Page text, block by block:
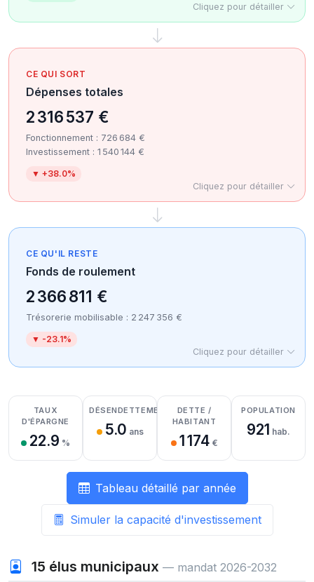
Cliquez pour détailler
CE QUI SORT
Dépenses totales
2 316 537 €
Fonctionnement : 726 684 €
Investissement : 1 540 144 €
▼ +38.0%
Cliquez pour détailler
CE QU'IL RESTE
Fonds de roulement
2 366 811 €
Trésorerie mobilisable : 2 247 356 €
▼ -23.1%
Cliquez pour détailler
Détail des recettes
Détail des dépenses
Détail de la trésorerie
TAUX
D'ÉPARGNE
22.9 %
DÉSENDETTEMENT
5.0 ans
DETTE /
HABITANT
1 174 €
POPULATION
921 hab.
Tableau détaillé par année
Simuler la capacité d'investissement
15 élus municipaux — mandat 2026-2032